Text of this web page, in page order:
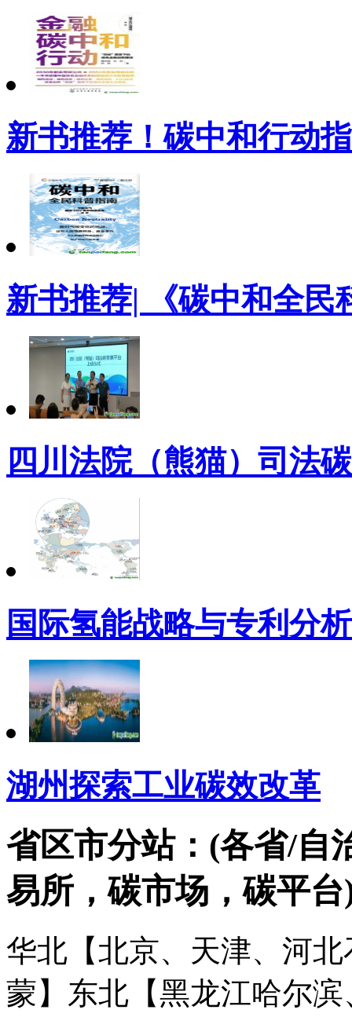
新书推荐！碳中和行动
新书推荐| 《碳中和全民
四川法院（熊猫）司法
国际氢能战略与专利分析
湖州探索工业碳效改革
省区市分站：(各省/自
易所，碳市场，碳平台
华北【北京、天津、河
蒙】 东北【黑龙江哈尔